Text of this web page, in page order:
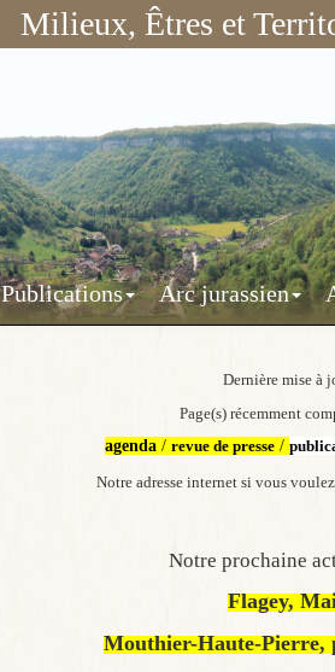
Milieux, Êtres et
Publications Arc jurassien
Dernière mise à
Page(s) récemment
agenda / revue de presse /
Notre adresse internet si vous
Notre prochaine
Flagey,
Mouthier-Haute-Pierre,